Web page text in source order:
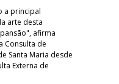
a principal
arte desta
afirma
Consulta de
Santa Maria desde
Externa de